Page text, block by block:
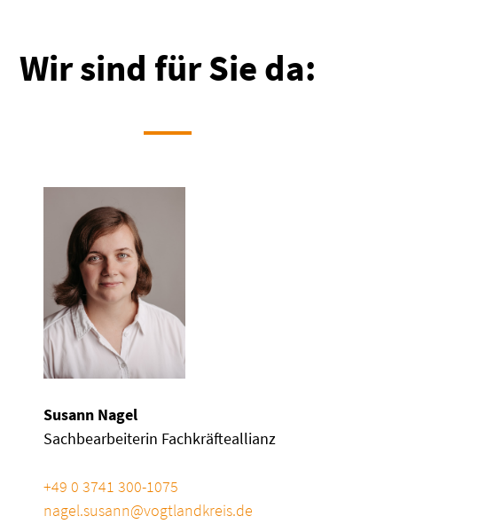
Wir sind für Sie da:
Susann Nagel
Sachbearbeiterin Fachkräfteallianz
Telefon
+49 0 3741 300-1075
E-Mail
nagel.susann@vogtlandkreis.de